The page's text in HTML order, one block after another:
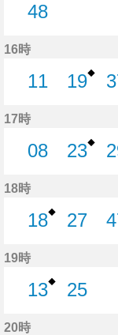
48
16時
11
19◆
17時
08
23◆
18時
18◆
27
19時
13◆
25
20時